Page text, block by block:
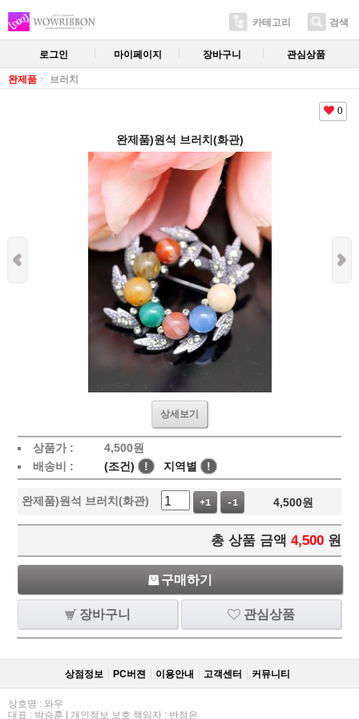
카테고리 검색
로그인 마이페이지 장바구니 관심상품
완제품 브러치
0
완제품)원석 브러치(화관)
상세보기
상품가 : 4,500원
배송비 :
(조건) ! 지역별 !
완제품)원석 브러치(화관) +1 -1 4,500원
총 상품 금액 4,500 원
구매하기
장바구니 관심상품
상점정보 PC버젼 이용안내 고객센터 커뮤니티
상호명 : 와우
대표 : 박승훈 | 개인정보 보호 책임자 : 반정은